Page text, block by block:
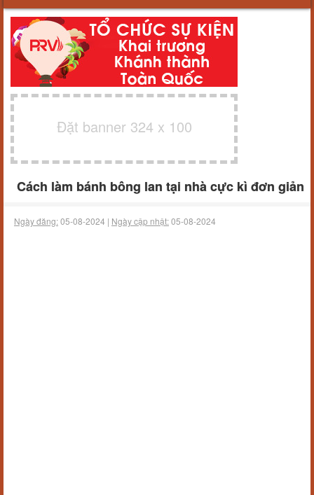
Đặt banner 324 x 100
Cách làm bánh bông lan tại nhà cực kì đơn giản
Ngày đăng:05-08-2024 | Ngày cập nhật:05-08-2024